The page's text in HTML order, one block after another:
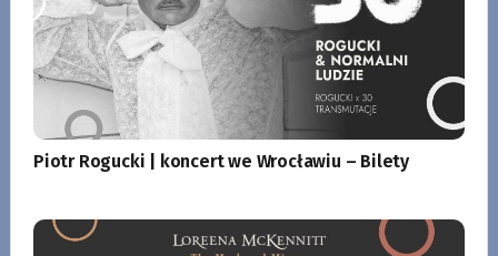
Piotr Rogucki | koncert we Wrocławiu – Bilety